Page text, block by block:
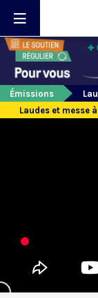
Émissions
Laudes et messe